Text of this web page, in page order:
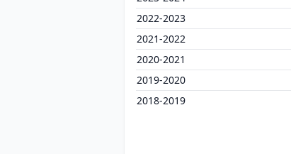
2022-2023
2021-2022
2020-2021
2019-2020
2018-2019